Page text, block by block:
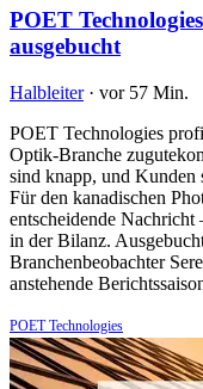
POET
ausgebucht
Halbleiter · vor 57 Min.
POET Technologies
Optik-Branche
sind knapp, und Kunden
Für den kanadischen
entscheidende
in der Bilanz.
Branchenbeobachter
anstehende
POET Technologies